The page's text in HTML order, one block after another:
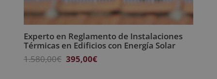
Experto en Reglamento de Instalaciones
Térmicas en Edificios con Energía Solar
1.580,00€ El
395,00€El